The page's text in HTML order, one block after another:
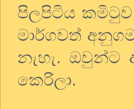
පිලපිටිය කමිටුව
මාර්ගවත්
නැහැ. ඔවුන්ට
කෙරිලා.